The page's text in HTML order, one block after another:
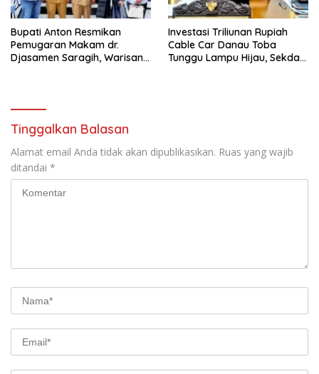
Bupati Anton Resmikan
Pemugaran Makam dr.
Djasamen Saragih, Warisan
Investasi Triliunan Rupiah
Cable Car Danau Toba
Tunggu Lampu Hijau, Sekda
Tinggalkan Balasan
Alamat email Anda tidak akan dipublikasikan. Ruas yang wajib
ditandai *